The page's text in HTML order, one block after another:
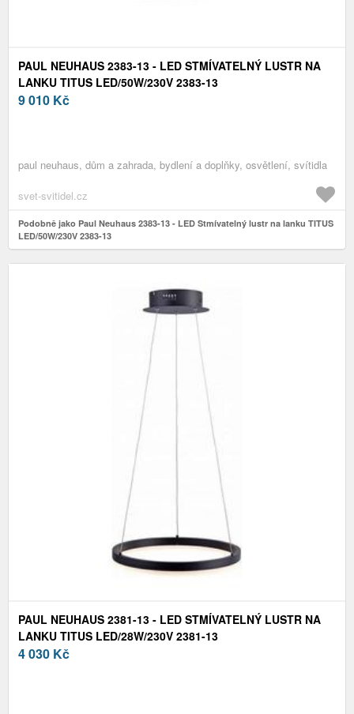
PAUL NEUHAUS 2383-13 - LED STMÍVATELNÝ LUSTR NA
LANKU TITUS LED/50W/230V 2383-13
9 010 Kč
paul neuhaus, dům a zahrada, bydlení a doplňky, osvětlení, svítidla
svet-svitidel.cz
Podobně jako Paul Neuhaus 2383-13 - LED Stmívatelný lustr na lanku TITUS
LED/50W/230V 2383-13
PAUL NEUHAUS 2381-13 - LED STMÍVATELNÝ LUSTR NA
LANKU TITUS LED/28W/230V 2381-13
4 030 Kč